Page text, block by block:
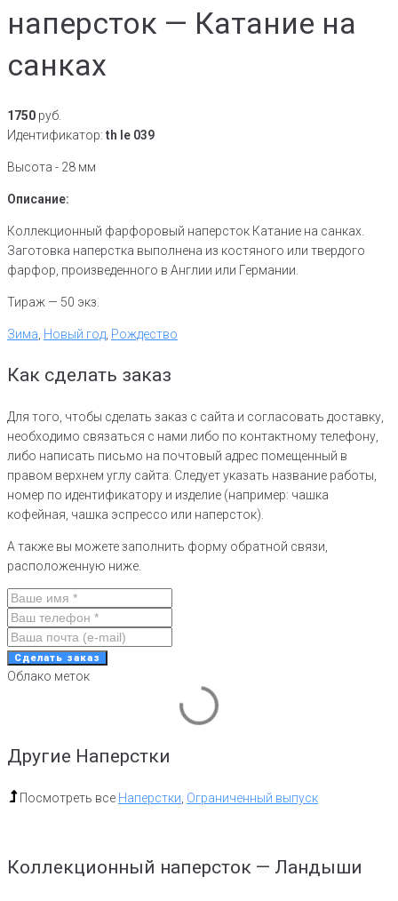
наперсток — Катание на
санках
1750 руб.
Идентификатор:th le 039
Высота - 28 мм
Описание:
Коллекционный фарфоровый наперсток Катание на санках.
Заготовка наперстка выполнена из костяного или твердого
фарфор, произведенного в Англии или Германии.
Тираж — 50 экз.
Зима, Новый год, Рождество
Как сделать заказ
Для того, чтобы сделать заказ с сайта и согласовать доставку,
необходимо связаться с нами либо по контактному телефону,
либо написать письмо на почтовый адрес помещенный в
правом верхнем углу сайта. Следует указать название работы,
номер по идентификатору и изделие (например: чашка
кофейная, чашка эспрессо или наперсток).
А также вы можете заполнить форму обратной связи,
расположенную ниже.
Сделать заказ
Облако меток
Другие Наперстки
Посмотреть все Наперстки, Ограниченный выпуск
Коллекционный наперсток — Ландыши